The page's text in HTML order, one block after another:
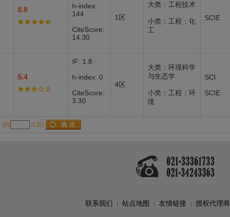
8.8
h-index:
144
CiteScore:
14.30
1区
大类：工程技术
小类：工程：化
工
SCIE
5.4
IF: 1.8
h-index: 0
CiteScore:
3.30
4区
大类：环境科学
与生态学
小类：工程：环
境
SCI
SCIE
(到 /1页)
联系我们 站点地图 友情链接 授权代理商